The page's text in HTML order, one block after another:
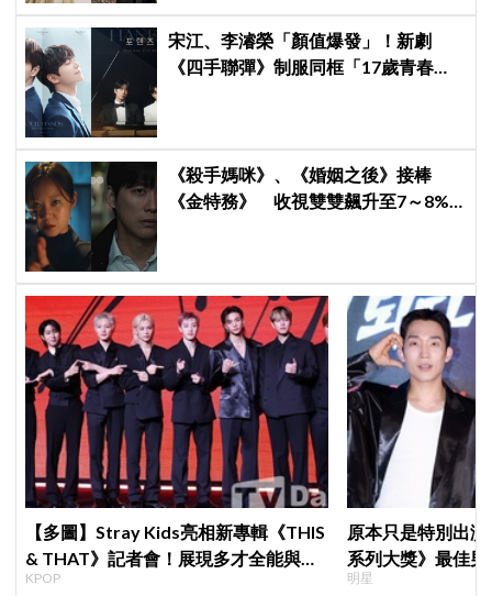
宋江、李濬榮「顏值爆發」！新劇
《四手聯彈》制服同框「17歲青春神
《殺手媽咪》、《婚姻之後》接棒
《金特務》 收視雙雙飆升至7～8%
【多圖】Stray Kids亮相新專輯《THIS
& THAT》記者會！展現多才全能與滿
滿自信，預告「以熱治熱」炸裂夏日音
KPOP
原本只是特別出
系列大獎》最佳
鳥伙房兵》黃錫
明星